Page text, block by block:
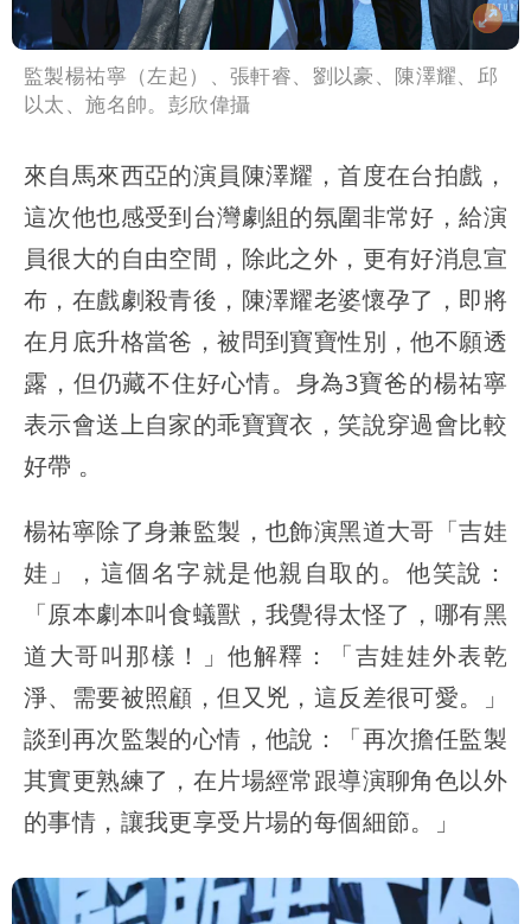
監製楊祐寧（左起）、張軒睿、劉以豪、陳澤耀、邱
以太、施名帥。彭欣偉攝
來自馬來西亞的演員陳澤耀，首度在台拍戲，
這次他也感受到台灣劇組的氛圍非常好，給演
員很大的自由空間，除此之外，更有好消息宣
布，在戲劇殺青後，陳澤耀老婆懷孕了，即將
在月底升格當爸，被問到寶寶性別，他不願透
露，但仍藏不住好心情。身為3寶爸的楊祐寧
表示會送上自家的乖寶寶衣，笑說穿過會比較
好帶 。
楊祐寧除了身兼監製，也飾演黑道大哥「吉娃
娃」，這個名字就是他親自取的。他笑說：
「原本劇本叫食蟻獸，我覺得太怪了，哪有黑
道大哥叫那樣！」他解釋：「吉娃娃外表乾
淨、需要被照顧，但又兇，這反差很可愛。」
談到再次監製的心情，他說：「再次擔任監製
其實更熟練了，在片場經常跟導演聊角色以外
的事情，讓我更享受片場的每個細節。」